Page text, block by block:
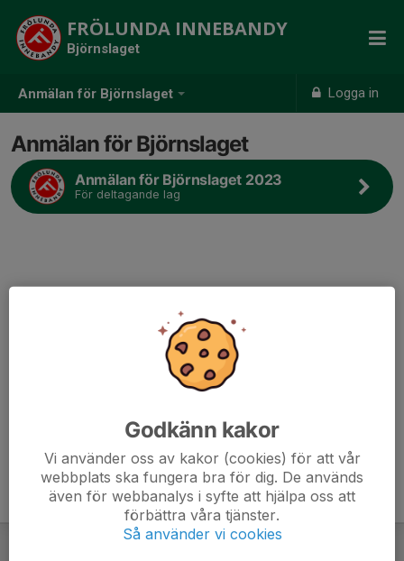
Anmälan för Björnslaget Logga in
FRÖLUNDA INNEBANDY
Björnslaget
Anmälan för Björnslaget
Anmälan för Björnslaget 2023
För deltagande lag
Godkänn kakor
Vi använder oss av kakor (cookies) för att vår
webbplats ska fungera bra för dig. De används
även för webbanalys i syfte att hjälpa oss att
förbättra våra tjänster.
Så använder vi cookies